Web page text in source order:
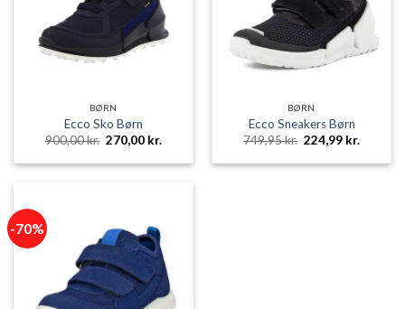
BØRN
Ecco Sko Børn
900,00kr. Den
oprindelige
pris
270,00 kr.
pris
270,00 kr..
BØRN
Ecco Sneakers Børn
749,95kr. Den
oprindelige
pris
224,99 kr.
pris
-70%